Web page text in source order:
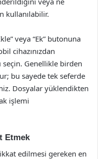
kullanılabilir.
veya “Ek” butonuna
cihazınızdan
Genellikle birden
bu sayede tek seferde
Dosyalar yüklendikten
işlemi
Etmek
edilmesi gereken en